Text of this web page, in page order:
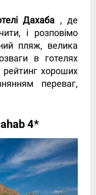
Дахаба , де
і розповімо
пляж, велика
в готелях
хороших
переваг,
4*